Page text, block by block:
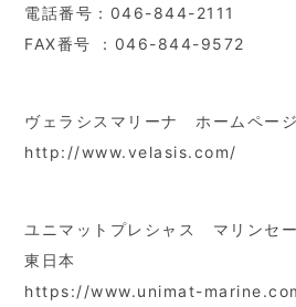
電話番号：046-844-2111
FAX番号 ：046-844-9572
ヴェラシスマリーナ ホームページ
http://www.velasis.com/
ユニマットプレシャス マリンセ
東日本
https://www.unimat-